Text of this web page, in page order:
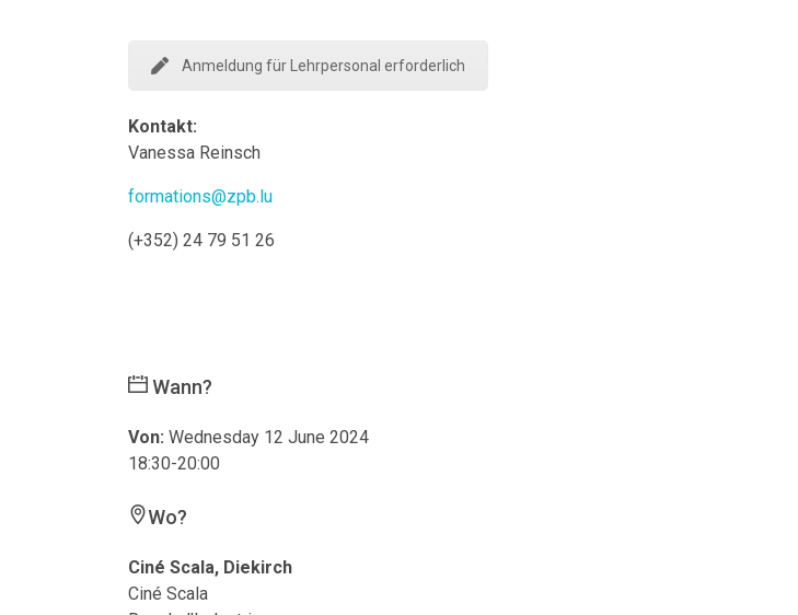
Anmeldung für Lehrpersonal erforderlich
Kontakt:
Vanessa Reinsch
formations@zpb.lu
(+352) 24 79 51 26
Wann?
Von: Wednesday 12 June 2024
18:30-20:00
Wo?
Ciné Scala, Diekirch
Ciné Scala